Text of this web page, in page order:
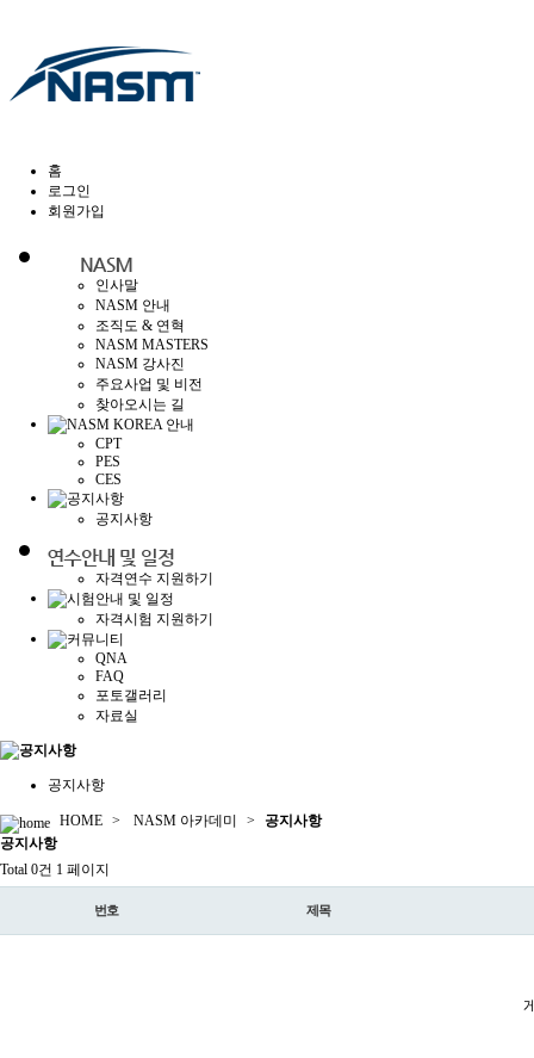
홈
로그인
회원가입
인사말
NASM 안내
조직도 & 연혁
NASM MASTERS
NASM 강사진
주요사업 및 비전
찾아오시는 길
CPT
PES
CES
공지사항
자격연수 지원하기
자격시험 지원하기
QNA
FAQ
포토갤러리
자료실
공지사항
HOME > NASM 아카데미 >
공지사항
공지 사항
Total 0건 1 페이지
번호 제목